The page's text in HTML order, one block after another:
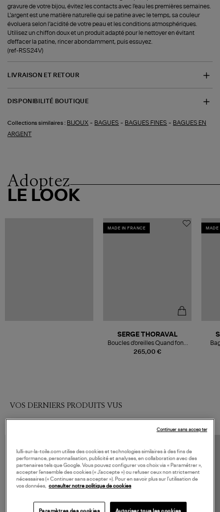
gravure de votre bijou, évitez les contacts avec l'eau les premières semaines.
L'argent est une matière naturelle qui se patine avec le temps, sa couleur
évoluera selon l’acidité de votre peau et les conditions atmosphériques.
Utilisez un chiffon doux et un produit adapté pour le nettoyer en évitant
d'effacer la patine, rincer abondamment, puis essuyez.
(ref-RSS24V)
LIVRAISON ET RETOUR
DISPONIBILITÉ BOUTIQUE
Collections similaires : BIJOUX - BAGUES - BAGUES FINES - BAGUES EN
ARGENT
Adoptez
LE LOOK
MADE IN FRANCE
265,00 €
SERGE THORAVAL
Boucles d'oreilles Quand fond
la neige... Vermeil
MADE
VOS DERNIERS PRODUITS VUS
lulli-sur-la-toile.com utilise des cookies et technologies similaires à des fins de
performance, personnalisation, publicité et analyses, en collaboration avec des
partenaires tels que Google. Vous pouvez configurer vos choix via « Paramétrer »,
accepter l’ensemble des cookies (« J’accepte ») ou refuser ceux non strictement
nécessaires (« Continuer sans accepter »). Pour en savoir plus sur l’utilisation de
vos données,
consulter notre politique de cookies
Paramètres des cookies Autoriser tous les cookies
Continuer sans accepter